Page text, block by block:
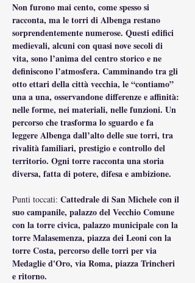
Non furono mai cento, come spesso si
racconta, ma le torri di Albenga restano
sorprendentemente numerose. Questi edifici
medievali, alcuni con quasi nove secoli di
vita, sono l’anima del centro storico e ne
definiscono l’atmosfera. Camminando tra gli
otto ettari della città vecchia, le “contiamo”
una a una, osservandone differenze e affinità:
nelle forme, nei materiali, nelle funzioni. Un
percorso che trasforma lo sguardo e fa
leggere Albenga dall’alto delle sue torri, tra
rivalità familiari, prestigio e controllo del
territorio. Ogni torre racconta una storia
diversa, fatta di potere, difesa e ambizione.
Punti toccati: Cattedrale di San Michele con il
suo campanile, palazzo del Vecchio Comune
con la torre civica, palazzo municipale con la
torre Malasemenza, piazza dei Leoni con la
torre Costa, percorso delle torri per via
Medaglie d'Oro, via Roma, piazza Trincheri
e ritorno.